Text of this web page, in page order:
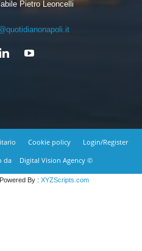
Pietro Leoncelli
Cookie policy
Login/Register
da
Digital Vision Agency ©
By : XYZScripts.com